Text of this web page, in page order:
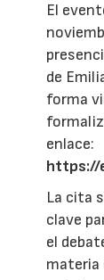
El
de
forma
enlace:
https://
La cita
clave
el
materia